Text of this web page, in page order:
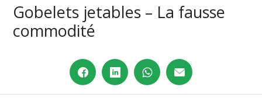
Gobelets jetables – La fausse
commodité